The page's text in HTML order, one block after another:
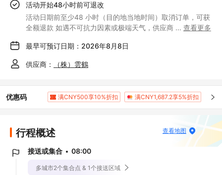
活动开始48小时前可退改
活动日期前至少48 小时（目的地当地时间）取消订单，可获
全额退款 如遇不可抗力因素或极端天气，供应商 ... 查看更多
最早可预订日期：2026年8月8日
供应商： （株）雲鶴
优惠码 满CNY500享10%折扣 满CNY1,687.2享5%折扣
行程概述 查看地图
接送或集合 08:00
多城市2个集合点 & 1个接送区域